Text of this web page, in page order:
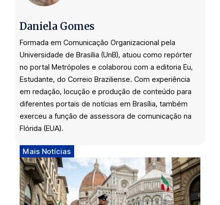
Daniela Gomes
Formada em Comunicação Organizacional pela
Universidade de Brasília (UnB), atuou como repórter
no portal Metrópoles e colaborou com a editoria Eu,
Estudante, do Correio Braziliense. Com experiência
em redação, locução e produção de conteúdo para
diferentes portais de notícias em Brasília, também
exerceu a função de assessora de comunicação na
Flórida (EUA).
Mais Notícias